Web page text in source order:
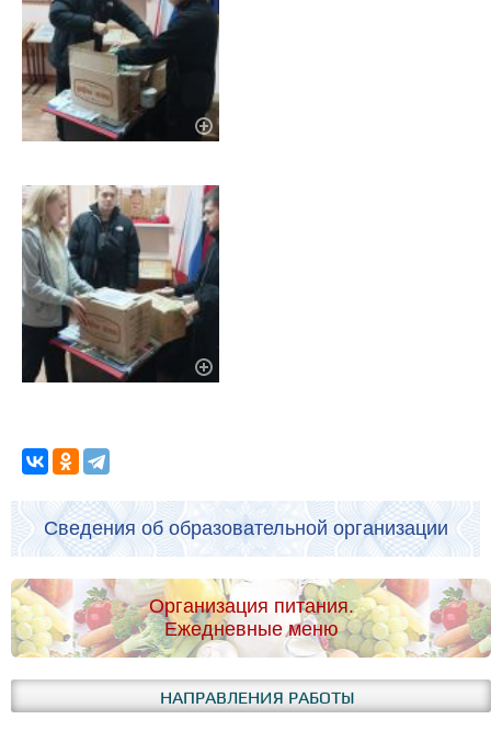
Сведения об образовательной организации
Организация питания.
Ежедневные меню
НАПРАВЛЕНИЯ РАБОТЫ